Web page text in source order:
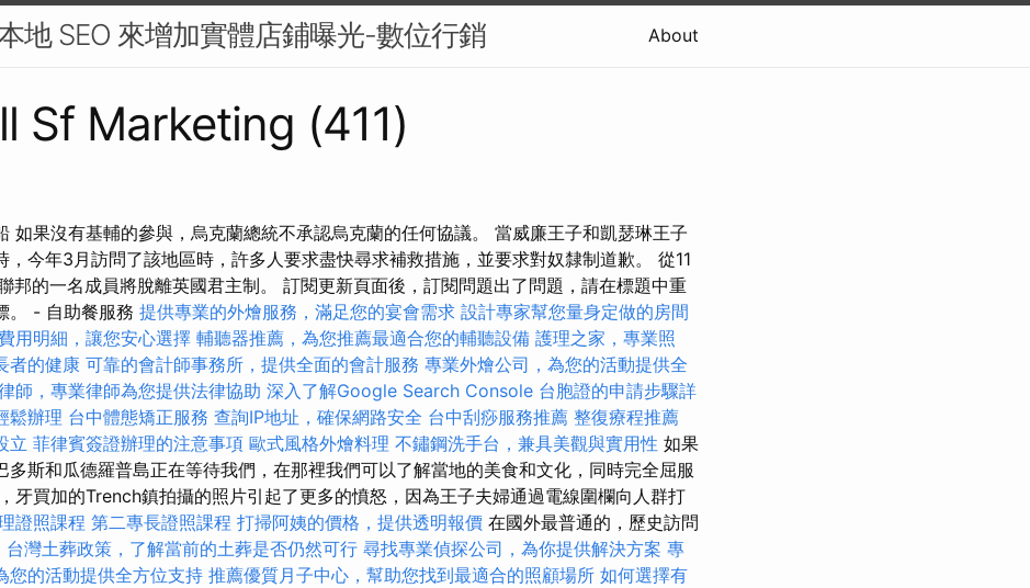
地 SEO 來增加實體店鋪曝光-數位行銷 About
Sf Marketing (411)
如果沒有基輔的參與，烏克蘭總統不承認烏克蘭的任何協議。 當威廉王子和凱瑟琳王子
，今年3月訪問了該地區時，許多人要求盡快尋求補救措施，並要求對奴隸制道歉。 從11
邦的一名成員將脫離英國君主制。 訂閱更新頁面後，訂閱問題出了問題，請在標題中重
。 - 自助餐服務 提供專業的外燴服務，滿足您的宴會需求 設計專家幫您量身定做的房間
用明細，讓您安心選擇 輔聽器推薦，為您推薦最適合您的輔聽設備 護理之家，專業照
者的健康 可靠的會計師事務所，提供全面的會計服務 專業外燴公司，為您的活動提供全
師，專業律師為您提供法律協助 深入了解Google Search Console 台胞證的申請步驟詳
鬆辦理 台中體態矯正服務 查詢IP地址，確保網路安全 台中刮痧服務推薦 整復療程推薦
立 菲律賓簽證辦理的注意事項 歐式風格外燴料理 不鏽鋼洗手台，兼具美觀與實用性 如果
多斯和瓜德羅普島正在等待我們，在那裡我們可以了解當地的美食和文化，同時完全屈服
牙買加的Trench鎮拍攝的照片引起了更多的憤怒，因為王子夫婦通過電線圍欄向人群打
證照課程 第二專長證照課程 打掃阿姨的價格，提供透明報價 在國外最普通的，歷史訪問
台灣土葬政策，了解當前的土葬是否仍然可行 尋找專業偵探公司，為你提供解決方案 專
您的活動提供全方位支持 推薦優質月子中心，幫助您找到最適合的照顧場所 如何選擇有